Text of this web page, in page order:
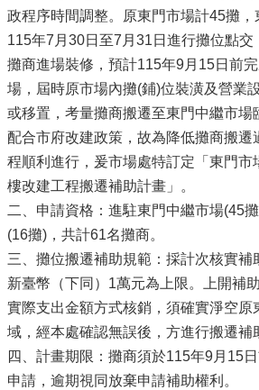
政程序時間調整。原東門市場計45攤
115年7月30日至7月31日進行攤位點
攤商進場裝修，預計115年9月15日前
場，屆時原市場內攤(鋪)位裝潢及營業
或移置，考量攤商搬遷至東門中繼市場
配合市府改建政策，故為降低攤商搬遷
程順利進行，爰市場處特訂定「東門市
樓改建工程搬遷補助計畫」。
二、申請資格：進駐東門中繼市場(45
(16攤)，共計61名攤商。
三、攤位搬遷補助規範：採計次核實補
新臺幣（下同）1萬元為上限。上開補
實際支出金額方式核銷，須確實淨空原
域，經本處確認無誤後，方進行搬遷補
四、計畫期限：攤商須於115年9月15
申請，逾期視同放棄申請補助權利。